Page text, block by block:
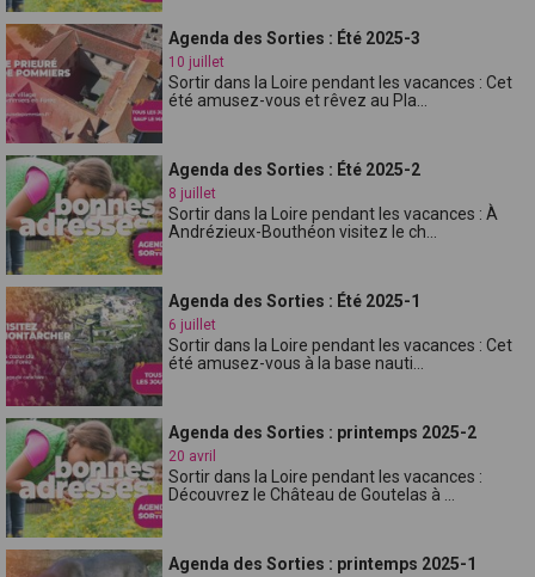
Agenda des Sorties : Été 2025-3
10 juillet
Sortir dans la Loire pendant les vacances : Cet
été amusez-vous et rêvez au Pla...
Agenda des Sorties : Été 2025-2
8 juillet
Sortir dans la Loire pendant les vacances : À
Andrézieux-Bouthéon visitez le ch...
Agenda des Sorties : Été 2025-1
6 juillet
Sortir dans la Loire pendant les vacances : Cet
été amusez-vous à la base nauti...
Agenda des Sorties : printemps 2025-2
20 avril
Sortir dans la Loire pendant les vacances :
Découvrez le Château de Goutelas à ...
Agenda des Sorties : printemps 2025-1